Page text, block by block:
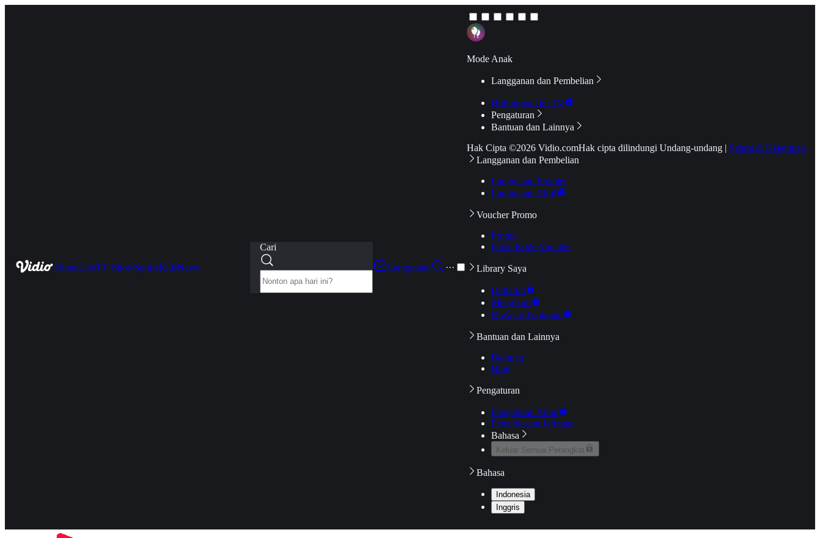
HomeLiveTV ShowSportsKidsNews
Cari
Langganan
···
Mode Anak
Langganan dan Pembelian
Hubungkan ke TV
Pengaturan
Bantuan dan Lainnya
Hak Cipta ©2026 Vidio.comHak cipta dilindungi Undang-undang | Syarat & Ketentuan
Langganan dan Pembelian
Langganan Premier
Langganan Aktif
Voucher Promo
Promo
Pakai Kode Voucher
Library Saya
Daftarku
Mengikuti
Riwayat Tontonan
Bantuan dan Lainnya
Bantuan
Blog
Pengaturan
Pengaturan Akun
Pemeriksaan Jaringan
Bahasa
Keluar Semua Perangkat
Bahasa
Indonesia
Inggris